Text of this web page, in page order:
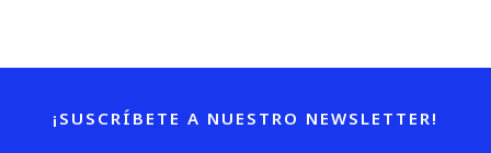
¡SUSCRÍBETE A NUESTRO NEWSLETTER!